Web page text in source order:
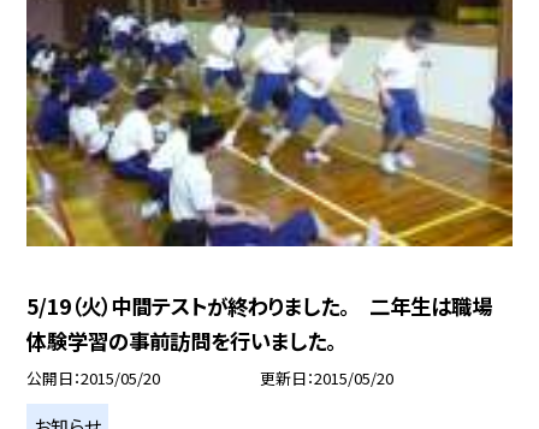
5/19（火）中間テストが終わりました。 二年生は職場
体験学習の事前訪問を行いました。
公開日 2015/05/20 更新日 2015/05/20